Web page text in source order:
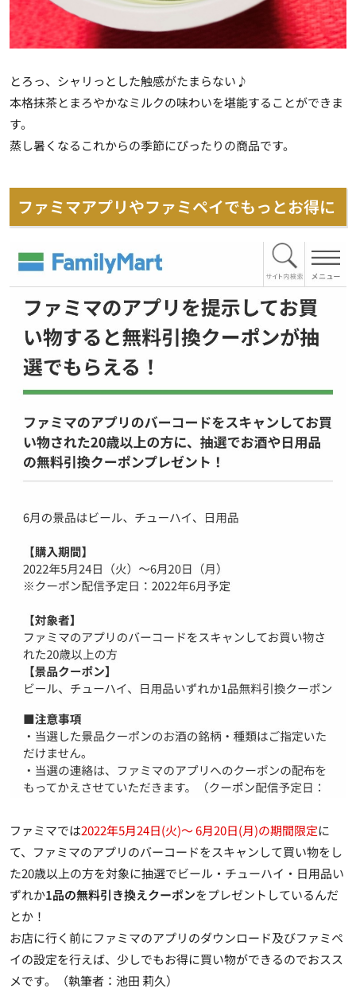
とろっ、シャリっとした触感がたまらない♪
本格抹茶とまろやかなミルクの味わいを堪能することができま
す。
蒸し暑くなるこれからの季節にぴったりの商品です。
ファミマアプリやファミペイでもっとお得に
ファミマでは2022年5月24日(火)～ 6月20日(月)の期間限定に
て、ファミマのアプリのバーコードをスキャンして買い物をし
た20歳以上の方を対象に抽選でビール・チューハイ・日用品い
ずれか1品の無料引き換えクーポンをプレゼントしているんだ
とか！
お店に行く前にファミマのアプリのダウンロード及びファミペ
イの設定を行えば、少しでもお得に買い物ができるのでおスス
メです。（執筆者：池田 莉久）